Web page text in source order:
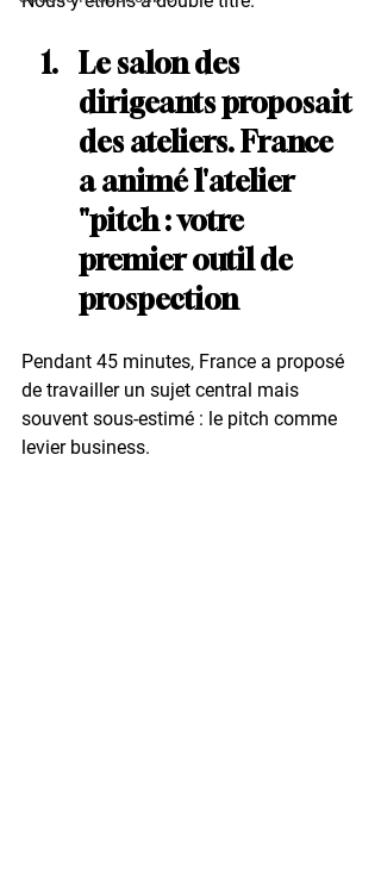
Le salon des
dirigeants proposait
des ateliers. France
a animé l'atelier
"pitch : votre
premier outil de
prospection
Pendant 45 minutes, France a proposé
de travailler un sujet central mais
souvent sous-estimé : le pitch comme
levier business.